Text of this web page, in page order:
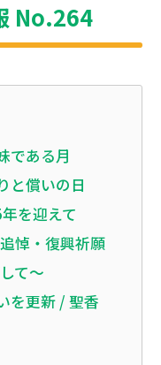
No.264
である月
と償いの日
を迎えて
悼・復興祈願
て～
を更新 / 聖香